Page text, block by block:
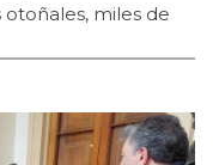
miles de